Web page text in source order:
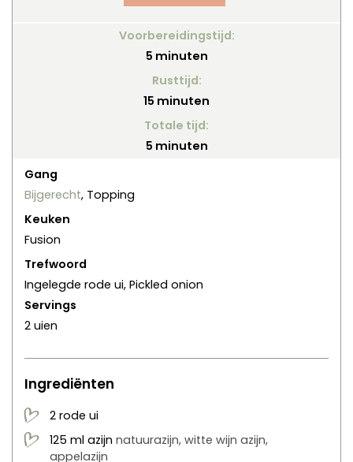
Voorbereidingstijd:
5minuten
minuten
Rusttijd:
15 minuten
minuten
Totale tijd:
5minuten
minuten
Gang
Bijgerecht, Topping
Keuken
Fusion
Trefwoord
Ingelegde rode ui, Pickled onion
Servings
2 uien
Ingrediënten
2 rode ui
125 ml azijn natuurazijn, witte wijn azijn,
appelazijn